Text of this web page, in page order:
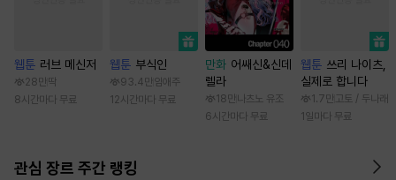
웹툰 러브 메신저
28만 딱
8시간마다 무료
웹툰 부식인
93.4만 임애주
12시간마다 무료
만화 어쌔신&신데
렐라
18만 나츠노 유조
6시간마다 무료
웹툰 쓰리 나이츠,
실제로 합니다
1.7만 고토 / 두나래
1일마다 무료
관심 장르 주간 랭킹